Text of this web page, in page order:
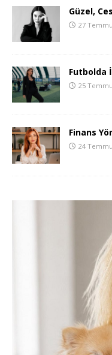
Güzel,
27
Futbolda
25
Finans
24